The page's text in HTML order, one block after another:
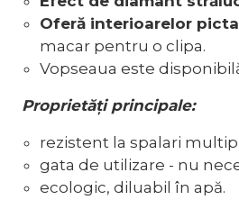
Oferă interioarelor
macar pentru o clipa.
Vopseaua este
Proprietăți principale:
rezistent la spalari
gata de utilizare - nu
ecologic, diluabil în apă.